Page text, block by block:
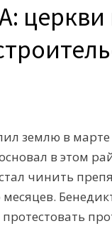
церкви
землю в
в этом
чинить
протестовать